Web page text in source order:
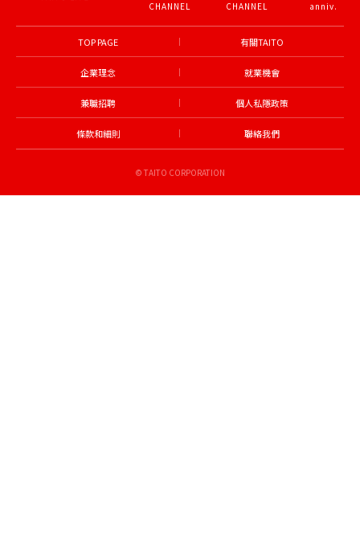
CHANNEL
CHANNEL
anniv.
TOP PAGE 有關TAITO
企業理念 就業機會
兼職招聘 個人私隱政策
條款和細則 聯絡我們
© TAITO CORPORATION